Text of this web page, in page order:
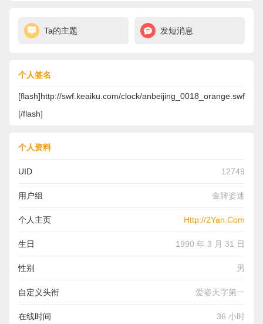
Ta的主题 发短消息
个人签名
[flash]http://swf.keaiku.com/clock/anbeijing_0018_orange.swf
[/flash]
个人资料
UID 12749
用户组 金牌姿迷
个人主页 Http://2Yan.Com
生日 1990 年 3 月 31 日
性别 男
自定义头衔 爱姿天字第一
在线时间 36 小时